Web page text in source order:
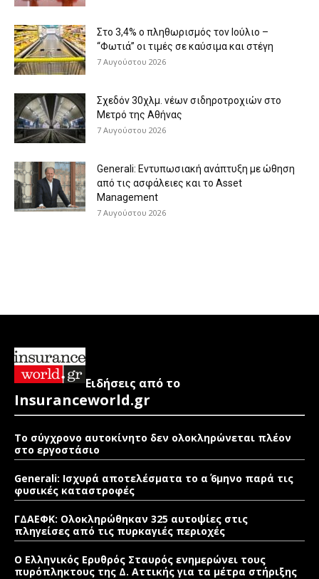
Στο 3,4% ο πληθωρισμός τον Ιούλιο –
“Φωτιά” οι τιμές σε καύσιμα και στέγη
7 Αυγούστου 2026
Σχεδόν 30χλμ. νέων σιδηροτροχιών στο
Μετρό της Αθήνας
7 Αυγούστου 2026
Generali: Eντυπωσιακή ανάπτυξη με ώθηση
από τις ασφάλειες και το Asset
Management
7 Αυγούστου 2026
Ειδήσεις από το
Insuranceworld.gr
Το σύγχρονο αυτοκίνητο δεν ολοκληρώνεται πλέον
στο εργοστάσιο
Generali: Ισχυρά αποτελέσματα το α΄ 6μηνο παρά τις
φυσικές καταστροφές
ΓΔΑΕΦΚ: Ολοκληρώθηκαν 325 αυτοψίες στις
πληγείσες από τις πυρκαγιές περιοχές
Ο Ελληνικός Ερυθρός Σταυρός ενημερώνει τους
πυρόπληκτους της Δ. Αττικής για τα μέτρα στήριξης